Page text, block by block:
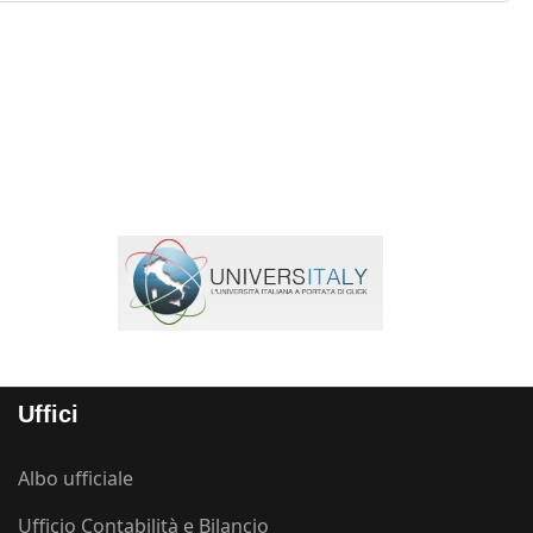
Uffici
Albo ufficiale
Ufficio Contabilità e Bilancio